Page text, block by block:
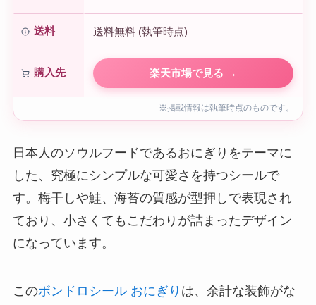
送料 送料無料 (執筆時点)
購入先 楽天市場で見る →
※掲載情報は執筆時点のものです。
日本人のソウルフードであるおにぎりをテーマに
した、究極にシンプルな可愛さを持つシールで
す。梅干しや鮭、海苔の質感が型押しで表現され
ており、小さくてもこだわりが詰まったデザイン
になっています。
このボンドロシール おにぎり は、余計な装飾がな